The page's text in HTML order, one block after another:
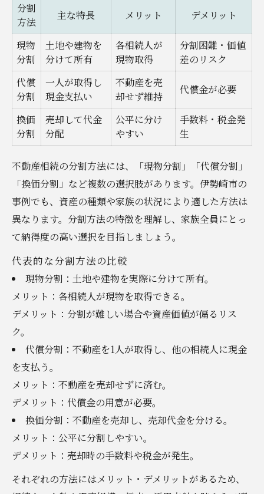
分割
方法
主な特長 メリット デメリット
現物
分割
土地や建物を
分けて所有
各相続人が
現物取得
分割困難・価値
差のリスク
代償
分割
一人が取得し
現金支払い
不動産を売
却せず維持
代償金が必要
換価
分割
売却して代金
分配
公平に分け
やすい
手数料・税金発
生
不動産相続の分割方法には、「現物分割」「代償分割」
「換価分割」など複数の選択肢があります。伊勢崎市の
事例でも、資産の種類や家族の状況により適した方法は
異なります。分割方法の特徴を理解し、家族全員にとっ
て納得度の高い選択を目指しましょう。
代表的な分割方法の比較
現物分割：土地や建物を実際に分けて所有。
メリット：各相続人が現物を取得できる。
デメリット：分割が難しい場合や資産価値が偏るリス
ク。
代償分割：不動産を1人が取得し、他の相続人に現金
を支払う。
メリット：不動産を売却せずに済む。
デメリット：代償金の用意が必要。
換価分割：不動産を売却し、売却代金を分ける。
メリット：公平に分割しやすい。
デメリット：売却時の手数料や税金が発生。
それぞれの方法にはメリット・デメリットがあるため、